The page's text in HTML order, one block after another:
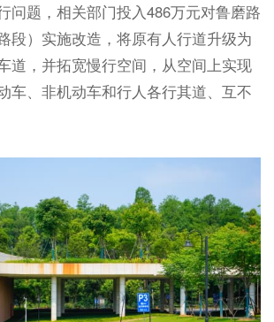
问题，相关部门投入486万元对鲁磨路
段）实施改造，将原有人行道升级为
道，并拓宽慢行空间，从空间上实现
车、非机动车和行人各行其道、互不